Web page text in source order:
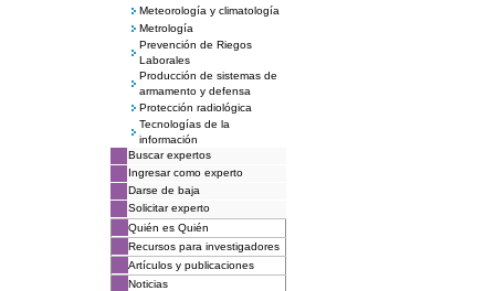
Meteorología y climatología
Metrología
Prevención de Riegos
Laborales
Producción de sistemas de
armamento y defensa
Protección radiológica
Tecnologías de la
información
Buscar expertos
Ingresar como experto
Darse de baja
Solicitar experto
Quién es Quién
Recursos para investigadores
Artículos y publicaciones
Noticias